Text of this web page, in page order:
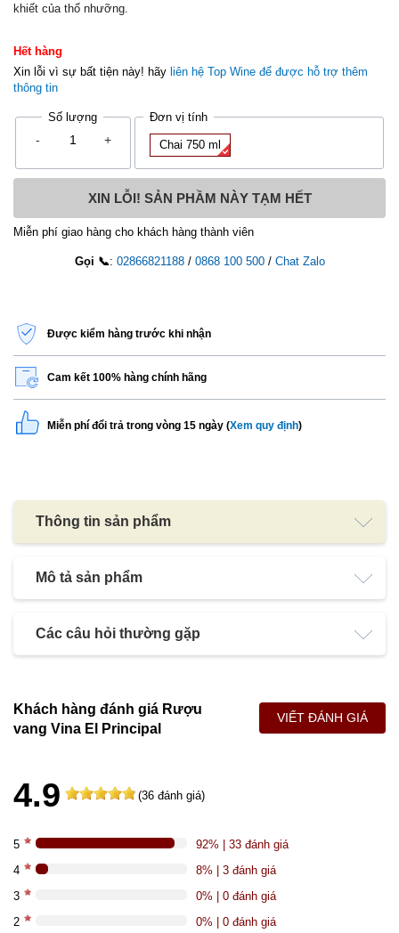
Được kiểm hàng trước khi nhận
Cam kết 100% hàng chính hãng
Miễn phí đổi trả trong vòng 15 ngày (Xem quy định)
khiết của thổ nhưỡng.
Hết hàng
Xin lỗi vì sự bất tiện này! hãy liên hệ Top Wine để được hỗ trợ thêm
thông tin
Số lượng
- +
Đơn vị tính
Chai 750 ml
Miễn phí giao hàng cho khách hàng thành viên
Gọi 📞: 02866821188/ 0868 100 500/ Chat Zalo
Thông tin sản phẩm
Mô tả sản phẩm
Các câu hỏi thường gặp
Khách hàng đánh giá Rượu
vang Vina El Principal
VIẾT ĐÁNH GIÁ
4.9 (36 đánh giá)
5
92% | 33 đánh giá
4
8% | 3 đánh giá
3
0% | 0 đánh giá
2
0% | 0 đánh giá